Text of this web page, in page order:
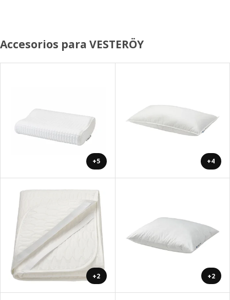
Accesorios para VESTERÖY
+5 +4
+2 +2